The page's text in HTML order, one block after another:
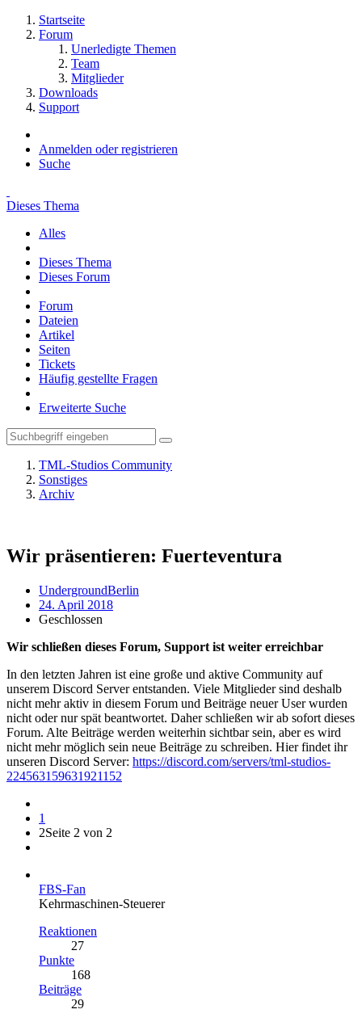
Startseite
Forum
Unerledigte Themen
Team
Mitglieder
Downloads
Support
Anmelden oder registrieren
Suche
Dieses Thema
Alles
Dieses Thema
Dieses Forum
Forum
Dateien
Artikel
Seiten
Tickets
Häufig gestellte Fragen
Erweiterte Suche
TML-Studios Community
Sonstiges
Archiv
Wir präsentieren: Fuerteventura
UndergroundBerlin
24. April 2018
Geschlossen
Wir schließen dieses Forum, Support ist weiter erreichbar
In den letzten Jahren ist eine große und aktive Community auf
unserem Discord Server entstanden. Viele Mitglieder sind deshalb
nicht mehr aktiv in diesem Forum und Beiträge neuer User wurden
nicht oder nur spät beantwortet. Daher schließen wir ab sofort dieses
Forum. Alte Beiträge werden weiterhin sichtbar sein, aber es wird
nicht mehr möglich sein neue Beiträge zu schreiben. Hier findet ihr
unseren Discord Server: https://discord.com/servers/tml-studios-
224563159631921152
1
2Seite 2 von 2
FBS-Fan
Kehrmaschinen-Steuerer
Reaktionen
27
Punkte
168
Beiträge
29